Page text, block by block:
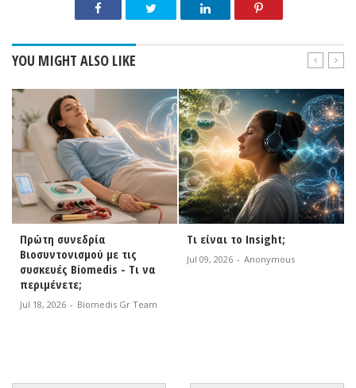
YOU MIGHT ALSO LIKE
Πρώτη συνεδρία
Βιοσυντονισμού με τις
συσκευές Biomedis - Τι να
περιμένετε;
Jul 18, 2026 - Biomedis Gr Team
Τι είναι το Insight;
Jul 09, 2026 - Anonymous